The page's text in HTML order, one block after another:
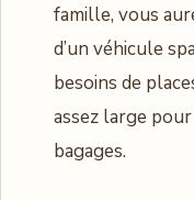
famille, vous
d’un véhicule
besoins de
assez large
bagages.